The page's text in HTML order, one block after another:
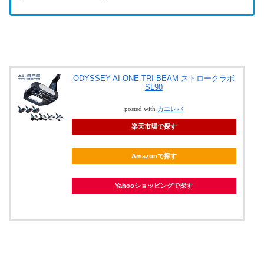
ODYSSEY AI-ONE TRI-BEAM ストロークラボ
SL90
posted with カエレバ
楽天市場で探す
Amazonで探す
Yahooショッピングで探す